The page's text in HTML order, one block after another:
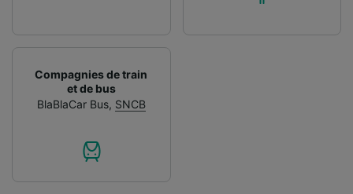
Compagnies de train
et de bus
BlaBlaCar Bus, SNCB